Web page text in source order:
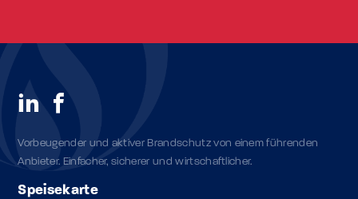
Vorbeugender und aktiver Brandschutz von einem führenden
Anbieter. Einfacher, sicherer und wirtschaftlicher.
Speisekarte